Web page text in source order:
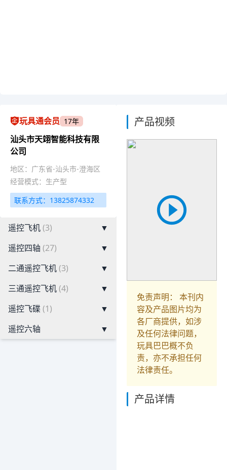
玩具通会员 17年
汕头市天翊智能科技有限
公司
地区：广东省-汕头市-澄海区
经营模式：生产型
联系方式：13825874332
遥控飞机(3)
▼
遥控四轴 (27)
▼
二通遥控飞机(3)
▼
三通遥控飞机(4)
▼
遥控飞碟(1)
▼
遥控六轴
▼
产品视频
免责声明： 本刊内
容及产品图片均为
各厂商提供，如涉
及任何法律问题，
玩具巴巴概不负
责，亦不承担任何
法律责任。
产品详情